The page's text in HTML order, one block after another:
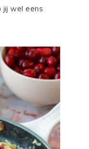
jij wel eens